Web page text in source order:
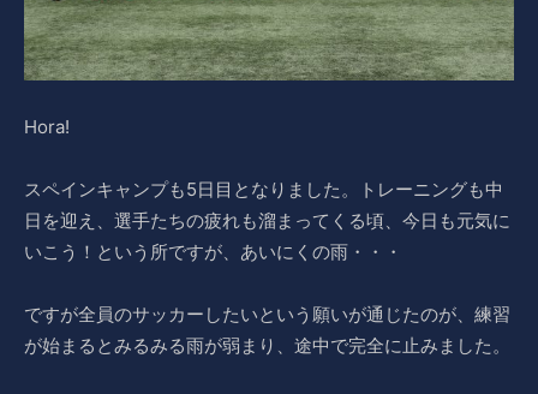
Hora!
スペインキャンプも5日目となりました。トレーニングも中
日を迎え、選手たちの疲れも溜まってくる頃、今日も元気に
いこう！という所ですが、あいにくの雨・・・
ですが全員のサッカーしたいという願いが通じたのが、練習
が始まるとみるみる雨が弱まり、途中で完全に止みました。